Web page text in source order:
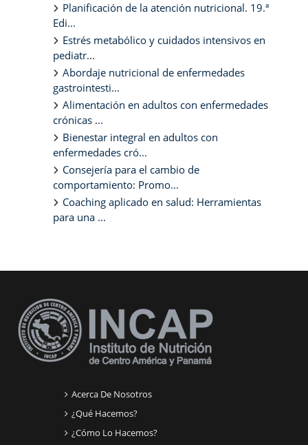
Planificación de la atención nutricional. 19.ª
Edi...
Estrés metabólico y cuidados intensivos en
pediatr...
Abordaje nutricional de enfermedades
gastrointesti...
Alimentación en adultos con enfermedades
crónicas ...
Bienestar integral en adultos con
enfermedades cró...
Consejería para el cambio de
comportamiento: Promo...
Coaching aplicado en salud: Herramientas
para una ...
Bloques suplementarios
Acerca De Nosotros
¿Qué Hacemos?
¿Cómo Lo Hacemos?